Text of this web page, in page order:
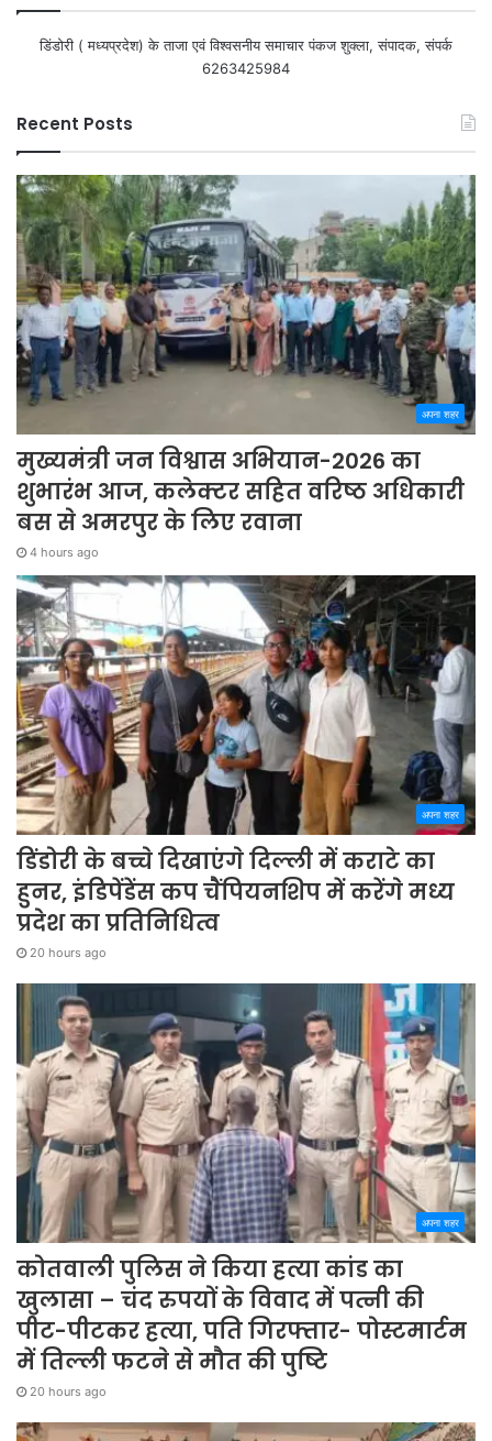
डिंडोरी ( मध्यप्रदेश) के ताजा एवं विश्वसनीय समाचार पंकज शुक्ला, संपादक, संपर्क
6263425984
Recent Posts
अपना शहर
मुख्यमंत्री जन विश्वास अभियान-2026 का
शुभारंभ आज, कलेक्टर सहित वरिष्ठ अधिकारी
बस से अमरपुर के लिए रवाना
4 hours ago
अपना शहर
डिंडोरी के बच्चे दिखाएंगे दिल्ली में कराटे का
हुनर, इंडिपेंडेंस कप चैंपियनशिप में करेंगे मध्य
प्रदेश का प्रतिनिधित्व
20 hours ago
अपना शहर
कोतवाली पुलिस ने किया हत्या कांड का
खुलासा – चंद रुपयों के विवाद में पत्नी की
पीट-पीटकर हत्या, पति गिरफ्तार- पोस्टमार्टम
में तिल्ली फटने से मौत की पुष्टि
20 hours ago